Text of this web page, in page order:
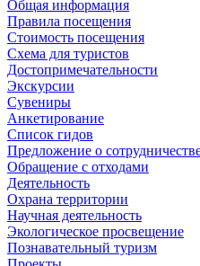
Общая информация
Правила посещения
Стоимость посещения
Схема для туристов
Достопримечательности
Экскурсии
Сувениры
Анкетирование
Список гидов
Предложение о
Обращение с отходами
Деятельность
Охрана территории
Научная деятельность
Экологическое просвещение
Познавательный туризм